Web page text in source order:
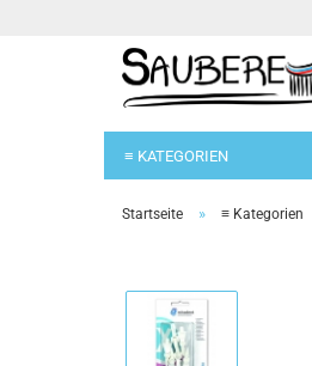
≡ KATEGORIEN
Startseite » ≡ Kategorien